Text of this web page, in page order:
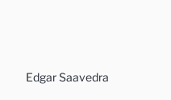
Edgar Saavedra